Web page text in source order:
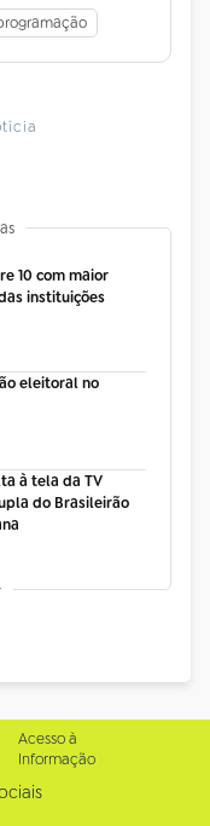
10 com maior
instituições
eleitoral no
à tela da TV
do Brasileirão
Acesso à
Informação